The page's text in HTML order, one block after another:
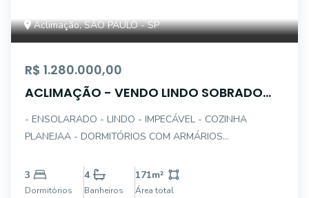
Aclimação, SÃO PAULO - SP
R$ 1.280.000,00
ACLIMAÇÃO - VENDO LINDO SOBRADO
- ENSOLARADO - LINDO - IMPECÁVEL - COZINHA
PLANEJAA - DORMITÓRIOS COM ARMÁRIOS
LAREIRA - SALA DE JANTAR - TERRAÇO - DEPENDÊNCIA
DE SERVIÇOS - ESPAÇO GOURMET COM
3
Dormitórios
4
Banheiros
171m²
Área total